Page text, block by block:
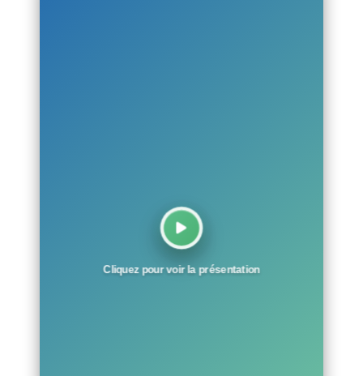
Cliquez pour voir la présentation